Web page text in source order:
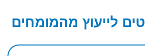
לייעוץ מהמומחים